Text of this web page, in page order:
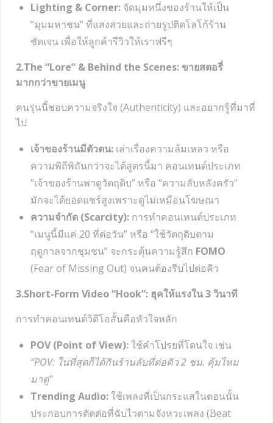
Lighting & Corner: จัดมุมหนึ่งของร้านให้เป็น
“มุมมหาชน” ที่แสงสวยและถ่ายรูปติดโลโก้ร้าน
ชัดเจน เพื่อให้ลูกค้ารีวิวให้เราฟรีๆ
2.The “Lore” & Behind the Scenes: ขายสตอรี่
มากกว่าขายเมนู
คนรุ่นนี้ชอบความจริงใจ (Authenticity) และอยากรู้ที่มาที่
ไป
เจ้าของร้านมีตัวตน: เล่าเรื่องความล้มเหลว หรือ
ความพิถีพิถันกว่าจะได้สูตรนี้มา คอนเทนต์ประเภท
“เจ้าของร้านพาดูวัตถุดิบ” หรือ “ความลับหลังครัว”
มักจะได้ยอดแชร์สูงเพราะดูไม่เหมือนโฆษณา
ความจำกัด (Scarcity): การทำคอนเทนต์ประเภท
“เมนูนี้มีแค่ 20 ที่ต่อวัน” หรือ “ใช้วัตถุดิบตาม
ฤดูกาลจากชุมชน” จะกระตุ้นความรู้สึก FOMO
(Fear of Missing Out) จนคนต้องรีบไปต่อคิว
3.Short-Form Video “Hook”: ฮุคให้แรงใน 3 วินาที
การทำคอนเทนต์วิดีโอสั้นคือหัวใจหลัก
POV (Point of View):ใช้คำโปรยที่โดนใจ เช่น
“POV: ในที่สุดก็ได้กินร้านลับที่ต่อคิว 2 ชม. คุ้มไหม
มาดู”
Trending Audio:ใช้เพลงที่เป็นกระแสในตอนนั้น
ประกอบการตัดต่อที่ฉับไวตามจังหวะเพลง (Beat